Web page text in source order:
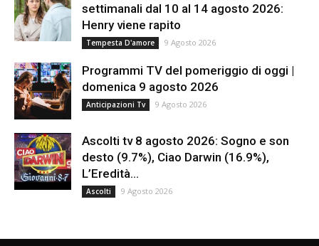
settimanali dal 10 al 14 agosto 2026:
Henry viene rapito
Tempesta D'amore 9 Agosto 2026
Programmi TV del pomeriggio di oggi |
domenica 9 agosto 2026
Anticipazioni Tv 9 Agosto 2026
Ascolti tv 8 agosto 2026: Sogno e son
desto (9.7%), Ciao Darwin (16.9%),
L’Eredità...
Ascolti 9 Agosto 2026